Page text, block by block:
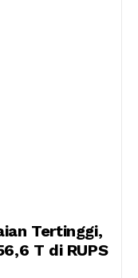
Tertinggi,
T di RUPS